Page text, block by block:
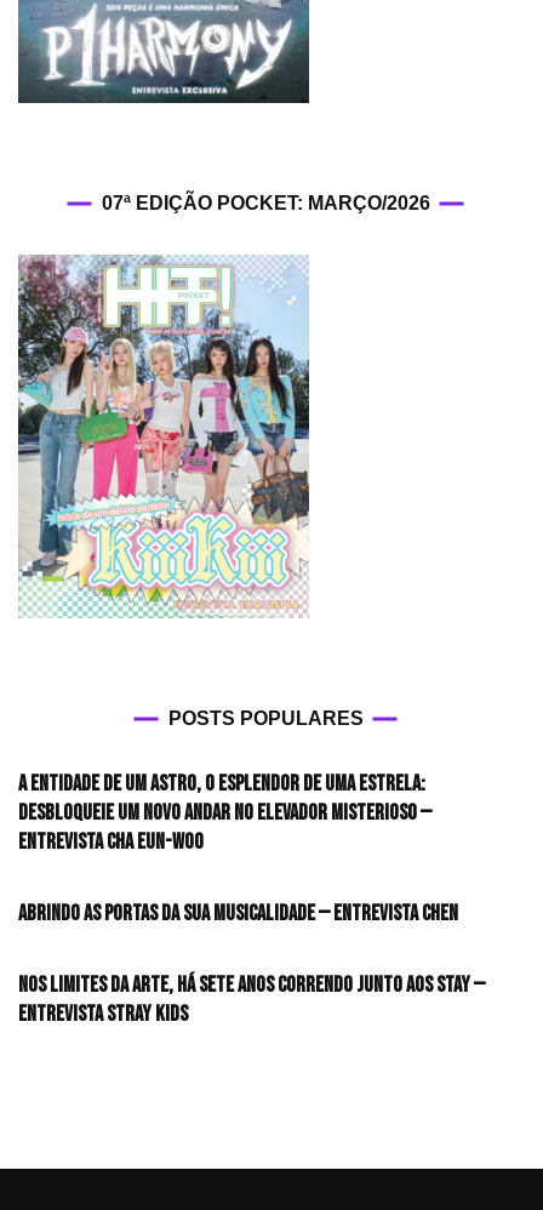
07ª EDIÇÃO POCKET: MARÇO/2026
POSTS POPULARES
A entidade de um astro, o esplendor de uma estrela:
desbloqueie um novo andar no elevador misterioso —
Entrevista CHA EUN-WOO
Abrindo as portas da sua musicalidade — Entrevista CHEN
Nos limites da arte, há sete anos correndo junto aos STAY —
Entrevista Stray Kids